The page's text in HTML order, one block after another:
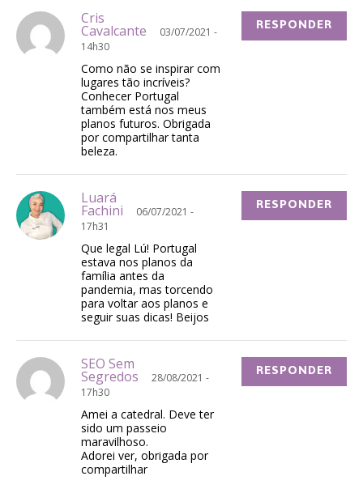
Cris
Cavalcante
03/07/2021 -
14h30
Como não se inspirar com
lugares tão incríveis?
Conhecer Portugal
também está nos meus
planos futuros. Obrigada
por compartilhar tanta
beleza.
RESPONDER
Luará
Fachini
06/07/2021 -
17h31
Que legal Lú! Portugal
estava nos planos da
família antes da
pandemia, mas torcendo
para voltar aos planos e
seguir suas dicas! Beijos
RESPONDER
SEO Sem
Segredos
28/08/2021 -
17h30
Amei a catedral. Deve ter
sido um passeio
maravilhoso.
Adorei ver, obrigada por
compartilhar
RESPONDER